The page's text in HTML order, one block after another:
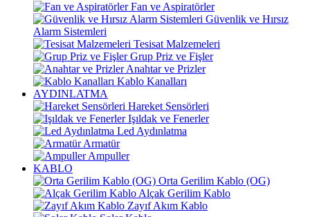
Fan ve Aspiratörler
Güvenlik ve Hırsız
Alarm Sistemleri
Tesisat Malzemeleri
Grup Priz ve Fişler
Anahtar ve Prizler
Kablo Kanalları
AYDINLATMA
Hareket Sensörleri
Işıldak ve Fenerler
Led Aydınlatma
Armatür
Ampuller
KABLO
Orta Gerilim Kablo (OG)
Alçak Gerilim Kablo
Zayıf Akım Kablo